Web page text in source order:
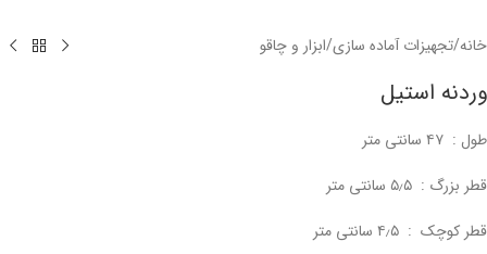
خانه/تجهیزات آماده سازی/ابزار و چاقو
وردنه استیل
طول : ۴۷ سانتی متر
قطر بزرگ : ۵٫۵ سانتی متر
قطر کوچک : ۴٫۵ سانتی متر